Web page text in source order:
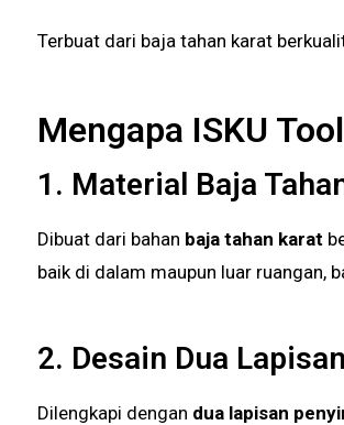
Terbuat dari baja tahan karat
Mengapa ISKU
1. Material Baja
Dibuat dari bahan baja tahan karat
baik di dalam maupun luar ruangan,
2. Desain Dua
Dilengkapi dengan dua lapisan